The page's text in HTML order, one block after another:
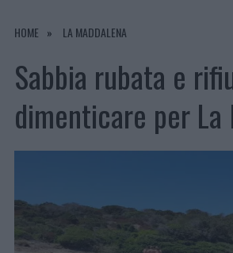
6 AGOSTO 2026 | STRADA SASSARI-OLBIA,
HOME LA MADDALENA
Sabbia rubata e
dimenticare per La